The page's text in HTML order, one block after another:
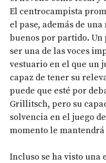
El centrocampista
el pase, además de una
buenos por partido. Un
ser una de las voces
vestuario en el que un
capaz de tener su
puede que esté por
Grillitsch, pero su
solvencia en el juego
momento le
Incluso se ha visto una